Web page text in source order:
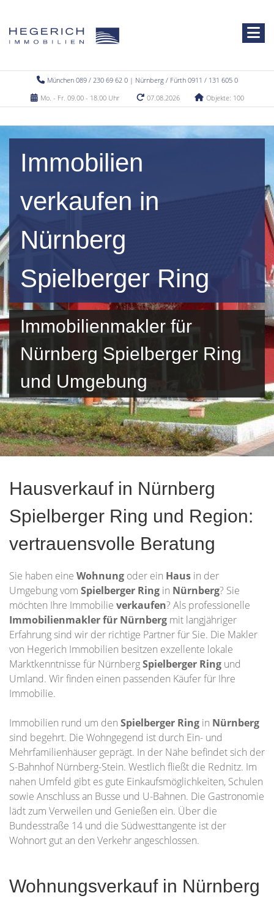
München 089 / 230 69 62 0 | Nürnberg / Fürth 0911 / 131 605 0
Mo. - Fr. 09.00 - 18.00 Uhr
07.08.2026 Objekte: 100
Immobilien
verkaufen in
Nürnberg
Spielberger Ring
Immobilienmakler für
Nürnberg Spielberger Ring
und Umgebung
Hausverkauf in Nürnberg
Spielberger Ring und Region:
vertrauensvolle Beratung
Sie haben eine Wohnung oder ein Haus in der
Umgebung vom Spielberger Ring in Nürnberg? Sie
möchten Ihre Immobilie verkaufen? Als professionelle
Immobilienmakler für Nürnberg mit langjähriger
Erfahrung sind wir der richtige Partner für Sie. Die Makler
von Hegerich Immobilien besitzen exzellente lokale
Marktkenntnisse für NürnbergSpielberger Ring und
Umland. Wir finden einen passenden Käufer für Ihre
Immobilie.
Immobilien rund um den Spielberger Ring in Nürnberg
sind begehrt. Die Wohngegend ist durch Ein- und
Mehrfamilienhäuser geprägt. In der Nähe befindet sich der
S-Bahnhof Nürnberg-Stein. Westlich fließt die Rednitz. Im
nahen Umfeld gibt es gute Einkaufsmöglichkeiten, Schulen
sowie Anschluss an Busse und U-Bahnen. Die Gastronomie
lädt zum Verweilen und Genießen ein. Über die
Bundesstraße 14 und die Südwesttangente ist der
Wohnort gut an den Verkehr angeschlossen.
Wohnungsverkauf in Nürnberg